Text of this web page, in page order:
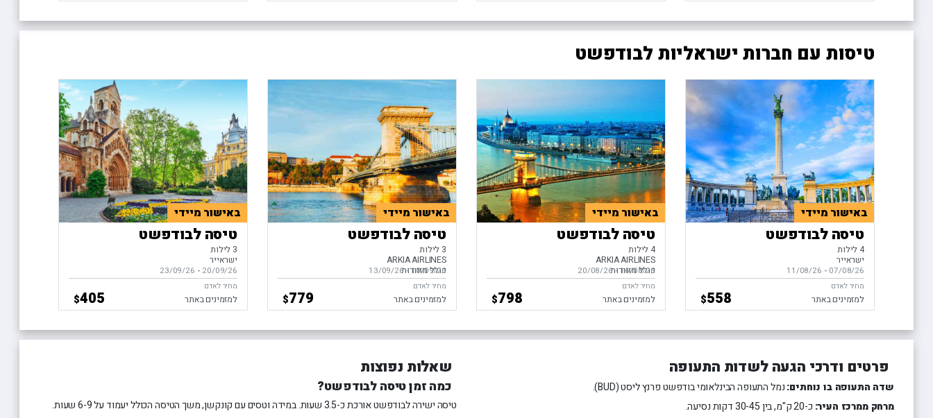
טיסות עם חברות ישראליות לבודפשט
באישור מיידי
טיסה לבודפשט
4 לילות
ישראייר
בין התאריכים,
07/08/26
-
11/08/26
למזמינים באתר
מחיר לאדם
$558
באישור מיידי
טיסה לבודפשט
4 לילות
ARKIA AIRLINES
בין התאריכים,
16/08/26
-
20/08/26כולל מזוודות
למזמינים באתר
מחיר לאדם
$798
באישור מיידי
טיסה לבודפשט
3 לילות
ARKIA AIRLINES
בין התאריכים,
10/09/26
-
13/09/26כולל מזוודות
למזמינים באתר
מחיר לאדם
$779
באישור מיידי
טיסה לבודפשט
3 לילות
ישראייר
בין התאריכים,
20/09/26
-
23/09/26
למזמינים באתר
מחיר לאדם
$405
פרטים ודרכי הגעה לשדות התעופה
שדה התעופה בו נוחתים:נמל התעופה הבינלאומי בודפשט פרנץ ליסט (BUD).
מרחק ממרכז העיר: כ-20 ק"מ, בין 30-45 דקות נסיעה.
שאלות נפוצות
כמה זמן טיסה לבודפשט?
טיסה ישירה לבודפשט אורכת כ-3.5 שעות. במידה וטסים עם קונקשן, משך הטיסה הכולל יעמוד על 6-9 שעות.